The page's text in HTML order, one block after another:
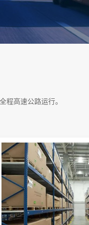
程高速公路运行。